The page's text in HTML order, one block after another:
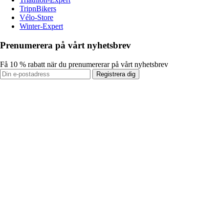
TripnBikers
Vélo-Store
Winter-Expert
Prenumerera på vårt nyhetsbrev
Få 10 % rabatt när du prenumererar på vårt nyhetsbrev
Registrera dig